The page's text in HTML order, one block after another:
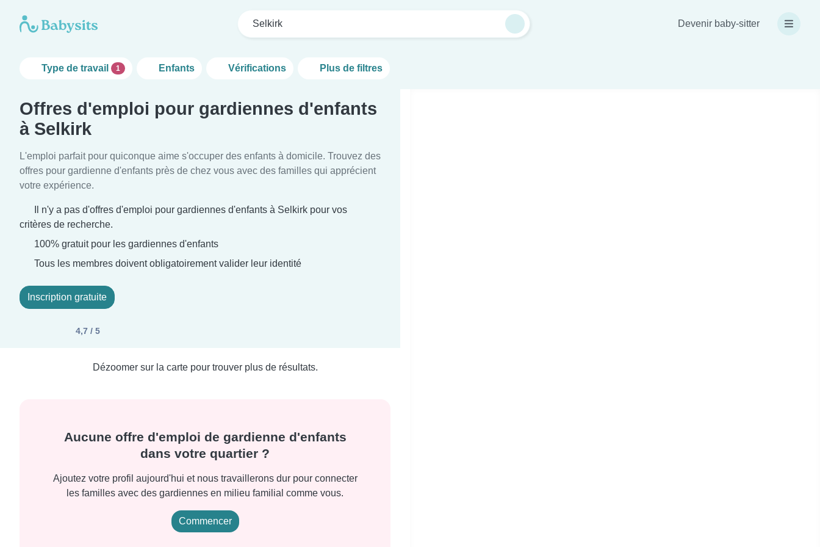
Selkirk Devenir baby-sitter
Type de travail 1 Enfants Vérifications Plus de filtres
Offres d'emploi pour gardiennes d'enfants
à Selkirk
L'emploi parfait pour quiconque aime s'occuper des enfants à domicile. Trouvez des
offres pour gardienne d'enfants près de chez vous avec des familles qui apprécient
votre expérience.
Il n'y a pas d'offres d'emploi pour gardiennes d'enfants à Selkirk pour vos
critères de recherche.
100% gratuit pour les gardiennes d'enfants
Tous les membres doivent obligatoirement valider leur identité
Inscription gratuite
4,7 / 5
Dézoomer sur la carte pour trouver plus de résultats.
Aucune offre d'emploi de gardienne d'enfants
dans votre quartier ?
Ajoutez votre profil aujourd'hui et nous travaillerons dur pour connecter
les familles avec des gardiennes en milieu familial comme vous.
Commencer